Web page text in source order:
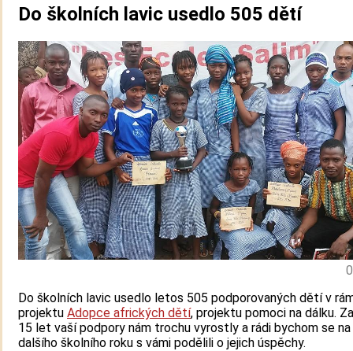
Do školních lavic usedlo 505 dětí
Do školních lavic usedlo letos 505 podporovaných dětí v
projektu Adopce afrických dětí, projektu pomoci na dálku.
15 let vaší podpory nám trochu vyrostly a rádi bychom se
dalšího školního roku s vámi podělili o jejich úspěchy.